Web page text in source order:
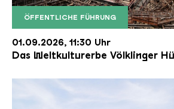
ÖFFENTLICHE FÜHRUNG
Der Erzschrägaufzug der
Copyright: Weltkulturerbe
01.09.2026, 11:30 Uhr
Das Weltkulturerbe Völklinger